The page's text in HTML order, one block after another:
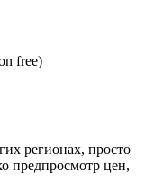
free)
регионах, просто
предпросмотр цен,